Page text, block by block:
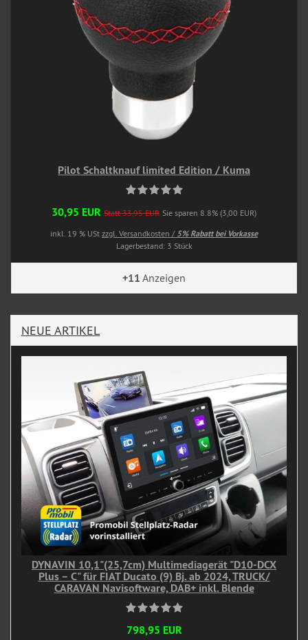
Pilot Schaltknauf limited Edition / Kuma
30,95 EUR Statt 33,95 EUR Sie sparen 8.8% (3,00 EUR)
inkl. 19 % USt zzgl. Versandkosten / 5% Rabatt bei Vorkasse
Lagerbestand: 3 Stück
+11 Anzeigen
NEUE ARTIKEL
DYNAVIN 10,1"(25,7cm) Multimediagerät "D10-DCX
Plus – C" für FIAT Ducato (9) Bj. ab 2024, TRUCK/
CARAVAN Navisoftware, DAB+ inkl. Blende
798,95 EUR